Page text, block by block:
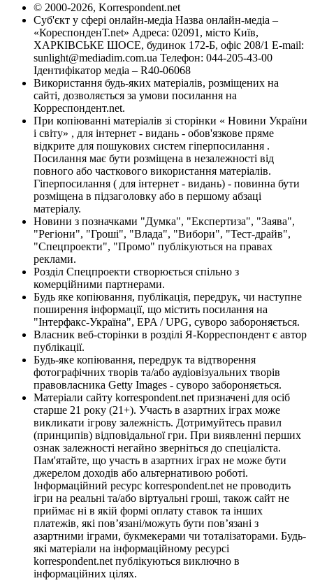
© 2000-2026, Korrespondent.net
Суб'єкт у сфері онлайн-медіа Назва онлайн-медіа –
«КореспонденТ.net» Адреса: 02091, місто Київ,
ХАРКІВСЬКЕ ШОСЕ, будинок 172-Б, офіс 208/1 E-mail:
sunlight@mediadim.com.ua Телефон: 044-205-43-00
Ідентифікатор медіа – R40-06068
Використання будь-яких матеріалів, розміщених на
сайті, дозволяється за умови посилання на
Корреспондент.net.
При копіюванні матеріалів зі сторінки « Новини України
і світу» , для інтернет - видань - обов'язкове пряме
відкрите для пошукових систем гіперпосилання .
Посилання має бути розміщена в незалежності від
повного або часткового використання матеріалів.
Гіперпосилання ( для інтернет - видань) - повинна бути
розміщена в підзаголовку або в першому абзаці
матеріалу.
Новини з позначками "Думка", "Експертиза", "Заява",
"Регіони", "Гроші", "Влада", "Вибори", "Тест-драйв",
"Спецпроекти", "Промо" публікуються на правах
реклами.
Розділ Спецпроекти створюється спільно з
комерційними партнерами.
Будь яке копіювання, публікація, передрук, чи наступне
поширення інформації, що містить посилання на
"Інтерфакс-Україна", EPA / UPG, суворо забороняється.
Власник веб-сторінки в розділі Я-Корреспондент є автор
публікації.
Будь-яке копіювання, передрук та відтворення
фотографічних творів та/або аудіовізуальних творів
правовласника Getty Images - суворо забороняється.
Матеріали сайту korrespondent.net призначені для осіб
старше 21 року (21+). Участь в азартних іграх може
викликати ігрову залежність. Дотримуйтесь правил
(принципів) відповідальної гри. При виявленні перших
ознак залежності негайно зверніться до спеціаліста.
Пам'ятайте, що участь в азартних іграх не може бути
джерелом доходів або альтернативою роботі.
Інформаційний ресурс korrespondent.net не проводить
ігри на реальні та/або віртуальні гроші, також сайт не
приймає ні в якій формі оплату ставок та інших
платежів, які пов’язані/можуть бути пов’язані з
азартними іграми, букмекерами чи тоталізаторами. Будь-
які матеріали на інформаційному ресурсі
korrespondent.net публікуються виключно в
інформаційних цілях.